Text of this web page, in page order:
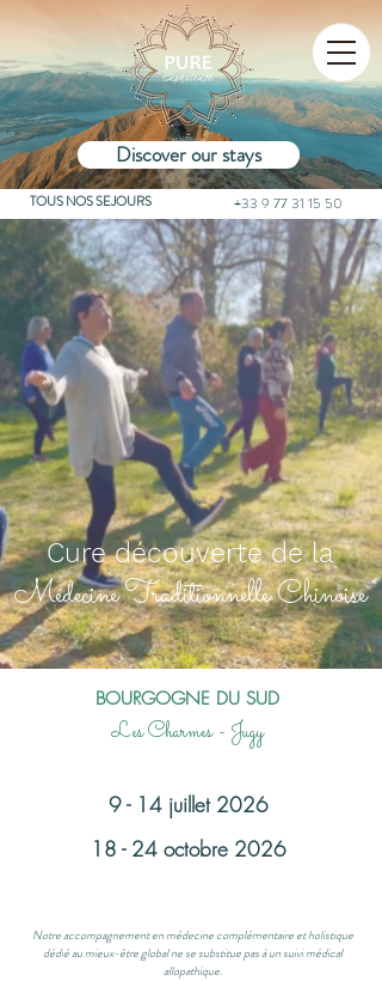
Discover our stays
+33 9 77 31 15 50
TOUS NOS SEJOURS
Cure découverte de la
Médecine Traditionnelle Chinoise
BOURGOGNE DU SUD
Les Charmes - Jugy
9 - 14 juillet 2026
18 - 24 octobre 2026
Notre accompagnement en médecine complémentaire et holistique
dédié au mieux-être global ne se substitue pas à un suivi médical
allopathique.